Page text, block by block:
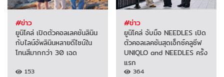
#ข่าว
ยูนิโคล่ เปิดตัวคอลเลคชันลินิน
กับไลน์อัพลินินหลายดีไซน์ใน
โทนสีมากกว่า 30 เฉด
153
#ข่าว
ยูนิโคล่ จับมือ NEEDLES เปิด
ตัวคอลเลคชันสุดเอ็กซ์คลูซีฟ
UNIQLO and NEEDLES ครั้ง
แรก
364